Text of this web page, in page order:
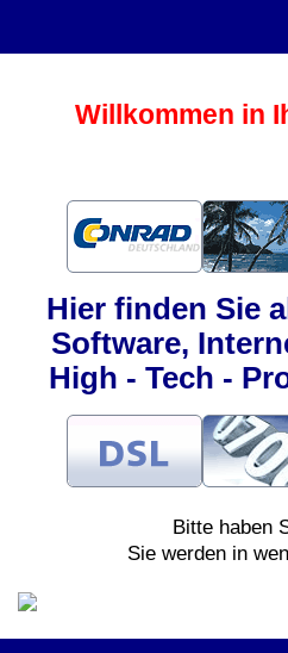
Willkommen in
Hier finden Sie
Software,
High - Tech -
Bitte haben
Sie werden in